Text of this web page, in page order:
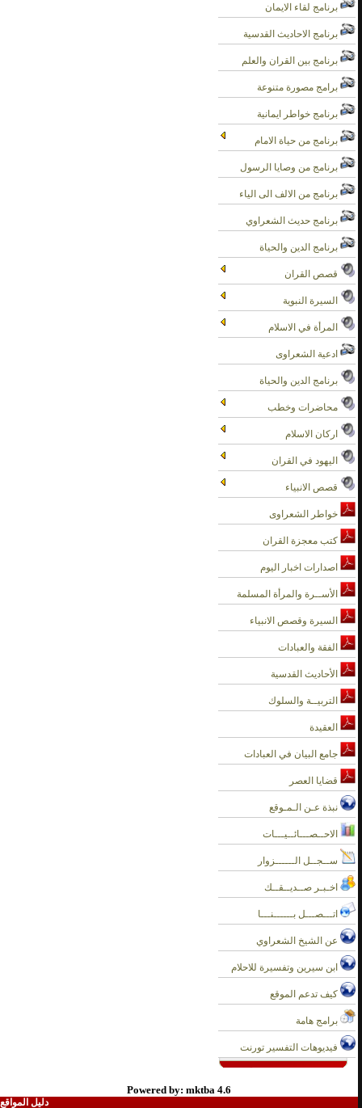
برنامج لقاء الايمان
برنامج الاحاديث القدسية
برنامج بين القران والعلم
برامج مصورة متنوعة
برنامج خواطر ايمانية
برنامج من حياة الامام
برنامج من وصايا الرسول
برنامج من الالف الى الياء
برنامج حديث الشعراوي
برنامج الدين والحياة
قصص القران
السيرة النبوية
المرأة في الاسلام
ادعية الشعراوى
برنامج الدين والحياة
محاضرات وخطب
اركان الاسلام
اليهود في القران
قصص الانبياء
خواطر الشعراوى
كتب معجزة القران
اصدارات اخبار اليوم
الأســرة والمرأة المسلمة
السيرة وقصص الانبياء
الفقة والعبادات
الأحاديث القدسية
التربيــة والسلوك
العقيدة
جامع البيان في العبادات
قضايا العصر
نبذة عـن الـمـوقع
الاحــصـــائــيـــات
ســجــل الــــــزوار
اخـبـر صــديــقــك
اتـــصـــل بــــــنـــا
عن الشيخ الشعراوي
ابن سيرين وتفسيرة للاحلام
كيف تدعم الموقع
برامج هامة
فيديوهات التفسير تورنت
Powered by: mktba 4.6
دليل المواقع